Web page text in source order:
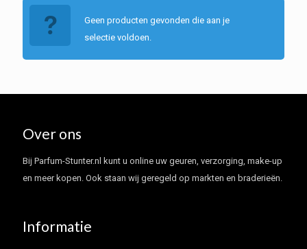
Geen producten gevonden die aan je
selectie voldoen.
Over ons
Bij Parfum-Stunter.nl kunt u online uw geuren, verzorging, make-up
en meer kopen. Ook staan wij geregeld op markten en braderieën.
Informatie